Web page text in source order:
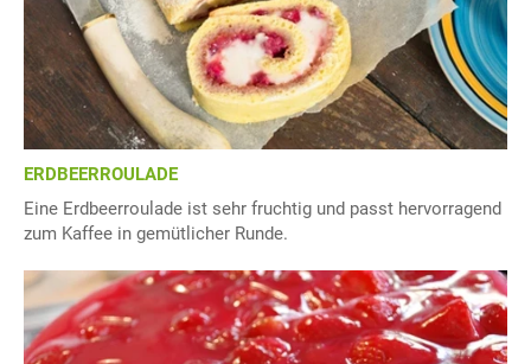
ERDBEERROULADE
Eine Erdbeerroulade ist sehr fruchtig und passt hervorragend
zum Kaffee in gemütlicher Runde.